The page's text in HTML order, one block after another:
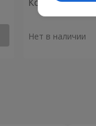
Нет в наличии